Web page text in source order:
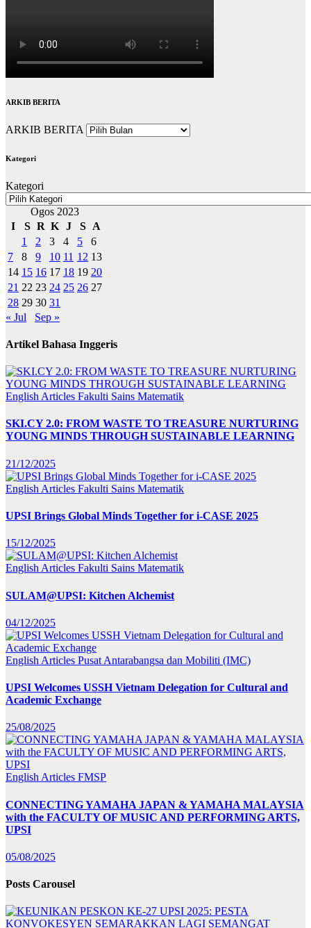
ARKIB BERITA
ARKIB BERITA
Kategori
Kategori
Ogos 2023
I
S R K J S
A
1
2 3 4 5
6
7
8 9 10 11 12 13
14 15 16 17 18 19 20
21 22 23 24 25 26 27
28 29 30 31
« Jul
Sep »
Artikel Bahasa Inggeris
English Articles Fakulti Sains Matematik
SKI.CY 2.0: FROM WASTE TO TREASURE NURTURING
YOUNG MINDS THROUGH SUSTAINABLE LEARNING
21/12/2025
English Articles Fakulti Sains Matematik
UPSI Brings Global Minds Together for i-CASE 2025
15/12/2025
English Articles Fakulti Sains Matematik
SULAM@UPSI: Kitchen Alchemist
04/12/2025
English Articles Pusat Antarabangsa dan Mobiliti (IMC)
UPSI Welcomes USSH Vietnam Delegation for Cultural and
Academic Exchange
25/08/2025
English Articles FMSP
CONNECTING YAMAHA JAPAN & YAMAHA MALAYSIA
with the FACULTY OF MUSIC AND PERFORMING ARTS,
UPSI
05/08/2025
Posts Carousel